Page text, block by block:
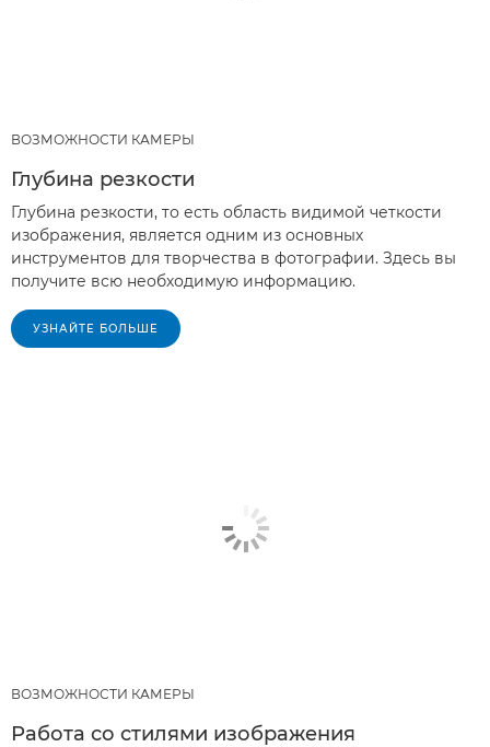
ВОЗМОЖНОСТИ КАМЕРЫ
Глубина резкости
Глубина резкости, то есть область видимой четкости
изображения, является одним из основных
инструментов для творчества в фотографии. Здесь вы
получите всю необходимую информацию.
УЗНАЙТЕ БОЛЬШЕ
ВОЗМОЖНОСТИ КАМЕРЫ
Работа со стилями изображения